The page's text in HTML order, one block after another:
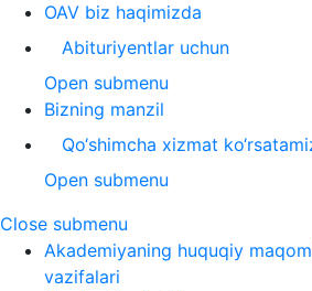
OAV biz haqimizda
Abituriyentlar uchun
Open submenu
Bizning manzil
Qo‘shimcha xizmat
Open submenu
Close submenu
Akademiyaning huquqiy
vazifalari